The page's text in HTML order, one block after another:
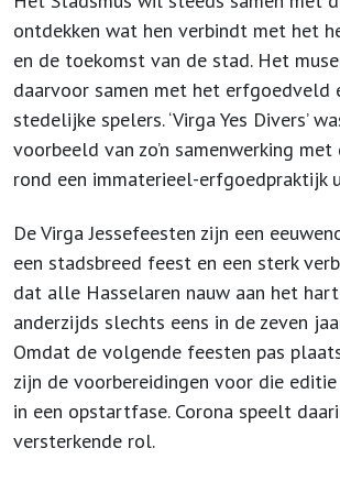
ontdekken wat hen verbindt met het
en de toekomst van de stad. Het
daarvoor samen met het erfgoedveld
stedelijke spelers. ‘Virga Yes Divers’
voorbeeld van zo’n samenwerking
rond een immaterieel-erfgoedpraktijk
De Virga Jessefeesten zijn een
een stadsbreed feest en een sterk
dat alle Hasselaren nauw aan het
anderzijds slechts eens in de zeven
Omdat de volgende feesten pas
zijn de voorbereidingen voor die
in een opstartfase. Corona speelt
versterkende rol.